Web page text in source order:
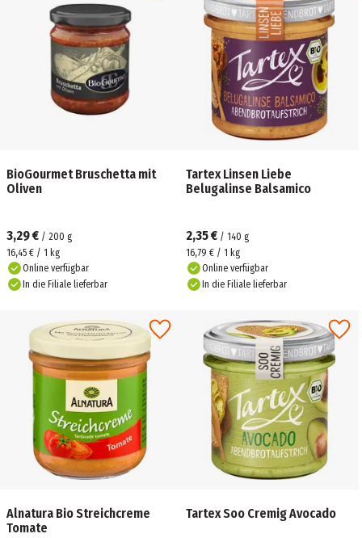
BioGourmet Bruschetta mit
Oliven
3,29 € / 200 g
16,45 € / 1 kg
Online verfügbar
In die Filiale lieferbar
Tartex Linsen Liebe
Belugalinse Balsamico
2,35 € / 140 g
16,79 € / 1 kg
Online verfügbar
In die Filiale lieferbar
Alnatura Bio Streichcreme
Tomate
Tartex Soo Cremig Avocado